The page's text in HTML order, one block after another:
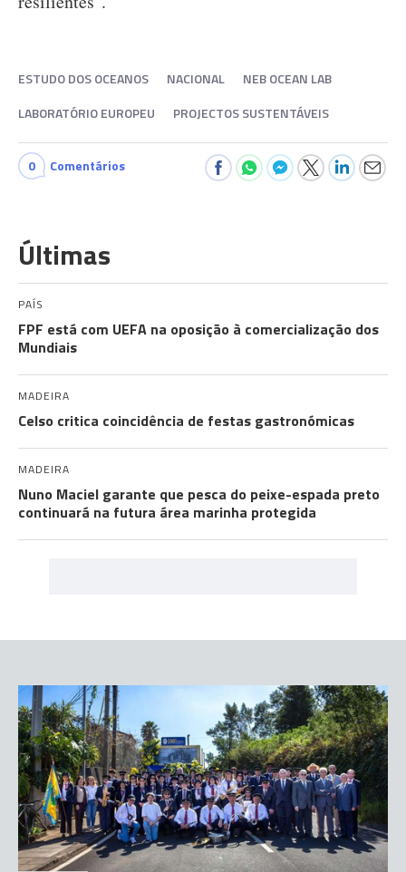
ESTUDO DOS OCEANOS NACIONAL
NEB OCEAN LAB
LABORATÓRIO EUROPEU
PROJECTOS SUSTENTÁVEIS
0 Comentários
Últimas
PAÍS
FPF está com UEFA na oposição à comercialização dos
Mundiais
MADEIRA
Celso critica coincidência de festas gastronómicas
MADEIRA
Nuno Maciel garante que pesca do peixe-espada preto
continuará na futura área marinha protegida